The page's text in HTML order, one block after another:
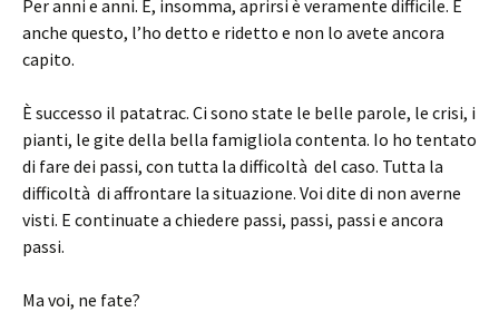
Per anni e anni. E, insomma, aprirsi è veramente difficile. E
anche questo, l’ho detto e ridetto e non lo avete ancora
capito.
È successo il patatrac. Ci sono state le belle parole, le crisi, i
pianti, le gite della bella famigliola contenta. Io ho tentato
di fare dei passi, con tutta la difficoltà del caso. Tutta la
difficoltà di affrontare la situazione. Voi dite di non averne
visti. E continuate a chiedere passi, passi, passi e ancora
passi.
Ma voi, ne fate?